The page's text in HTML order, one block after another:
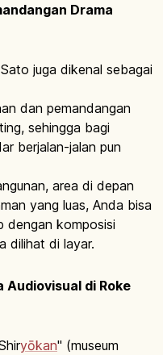
Drama
juga dikenal sebagai
dan pemandangan
sehingga bagi
berjalan-jalan pun
area di depan
yang luas, Anda bisa
dengan komposisi
dilihat di layar.
Audiovisual di Roke
yōkan" (museum